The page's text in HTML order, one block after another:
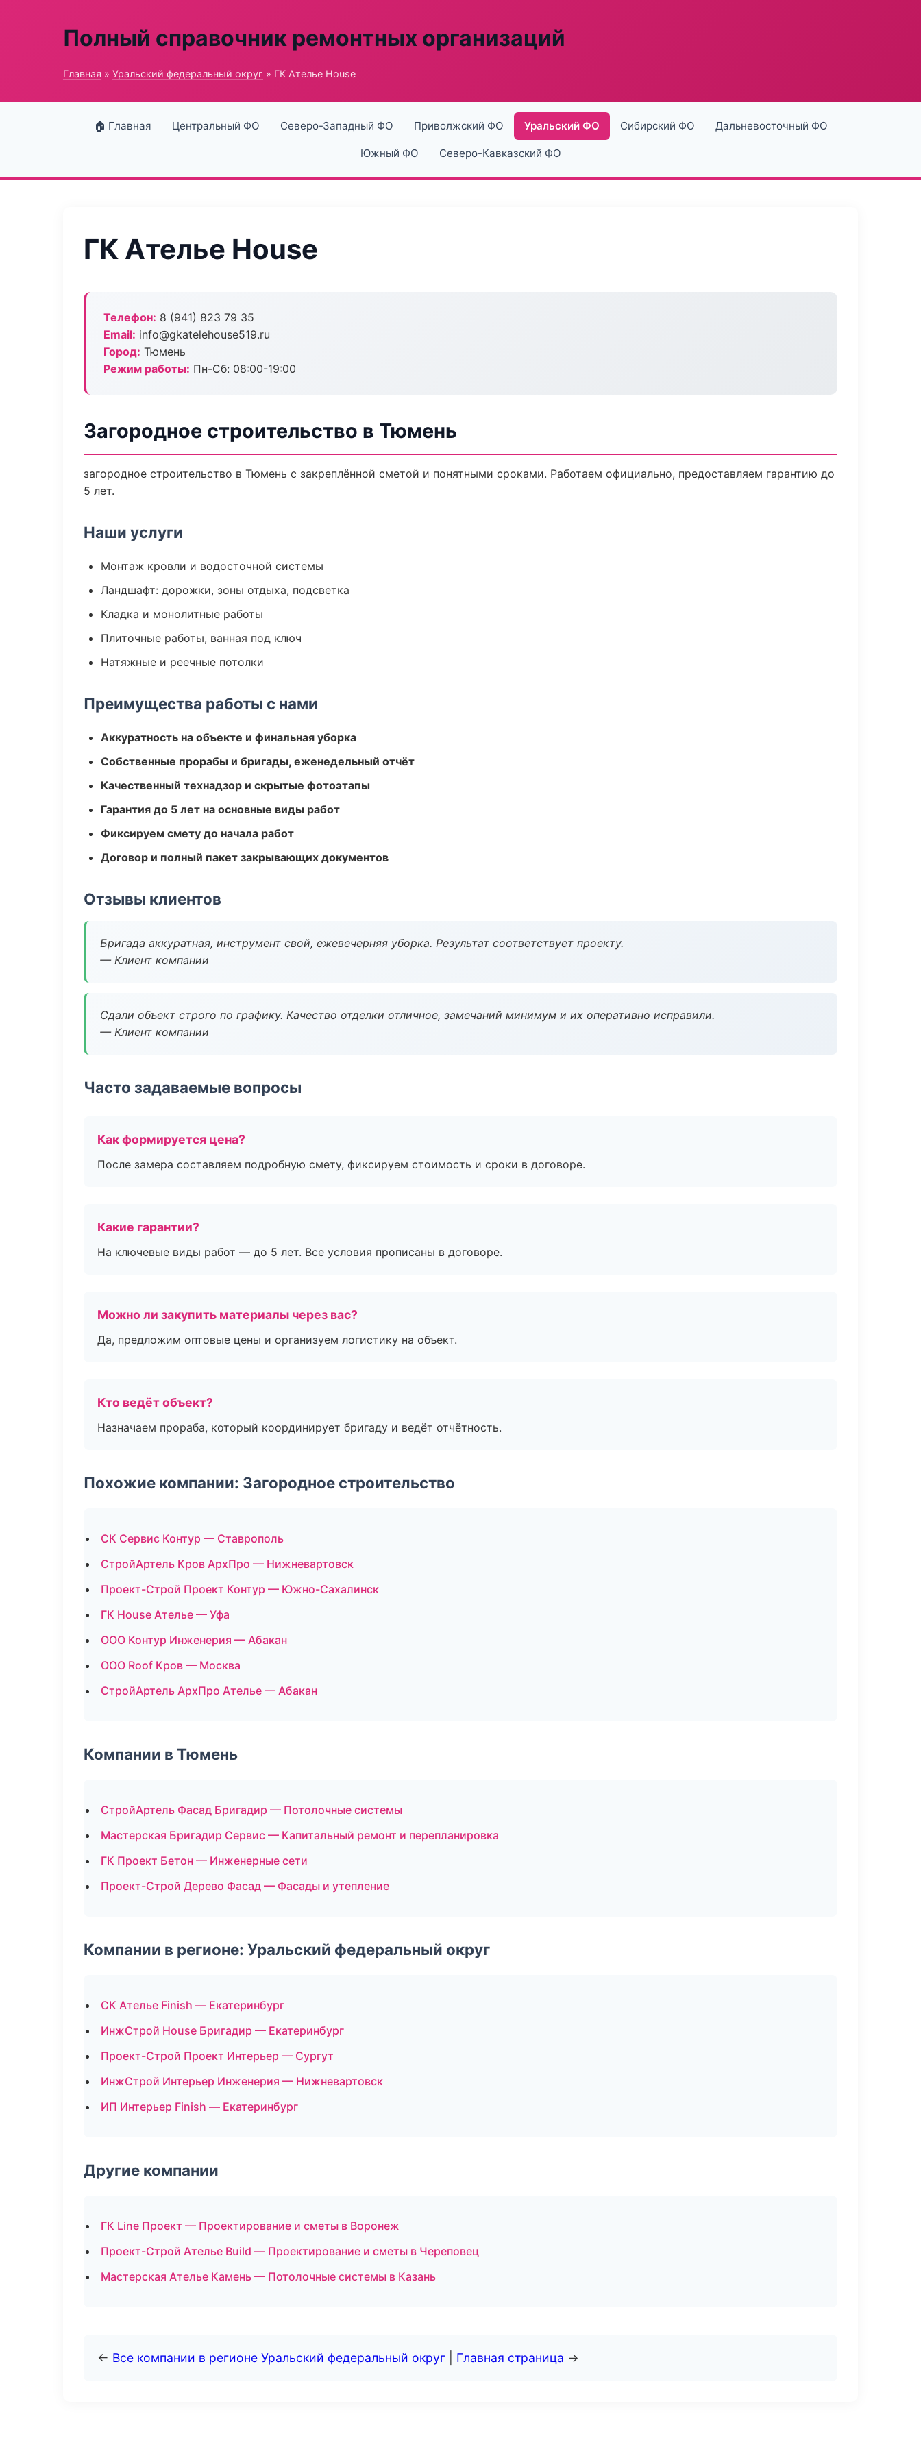
Полный справочник ремонтных организаций
Главная » Уральский федеральный округ » ГК Ателье House
🏠 Главная Центральный ФО Северо-Западный ФО Приволжский ФО Уральский ФО Сибирский ФО Дальневосточный ФО
Южный ФО Северо-Кавказский ФО
ГК Ателье House
Телефон: 8 (941) 823 79 35
Email: info@gkatelehouse519.ru
Город: Тюмень
Режим работы: Пн-Сб: 08:00-19:00
Загородное строительство в Тюмень
загородное строительство в Тюмень с закреплённой сметой и понятными сроками. Работаем официально, предоставляем гарантию до
5 лет.
Наши услуги
Монтаж кровли и водосточной системы
Ландшафт: дорожки, зоны отдыха, подсветка
Кладка и монолитные работы
Плиточные работы, ванная под ключ
Натяжные и реечные потолки
Преимущества работы с нами
Аккуратность на объекте и финальная уборка
Собственные прорабы и бригады, еженедельный отчёт
Качественный технадзор и скрытые фотоэтапы
Гарантия до 5 лет на основные виды работ
Фиксируем смету до начала работ
Договор и полный пакет закрывающих документов
Отзывы клиентов
Бригада аккуратная, инструмент свой, ежевечерняя уборка. Результат соответствует проекту.
— Клиент компании
Сдали объект строго по графику. Качество отделки отличное, замечаний минимум и их оперативно исправили.
— Клиент компании
Часто задаваемые вопросы
Как формируется цена?
После замера составляем подробную смету, фиксируем стоимость и сроки в договоре.
Какие гарантии?
На ключевые виды работ — до 5 лет. Все условия прописаны в договоре.
Можно ли закупить материалы через вас?
Да, предложим оптовые цены и организуем логистику на объект.
Кто ведёт объект?
Назначаем прораба, который координирует бригаду и ведёт отчётность.
Похожие компании: Загородное строительство
СК Сервис Контур — Ставрополь
СтройАртель Кров АрхПро — Нижневартовск
Проект-Строй Проект Контур — Южно-Сахалинск
ГК House Ателье — Уфа
ООО Контур Инженерия — Абакан
ООО Roof Кров — Москва
СтройАртель АрхПро Ателье — Абакан
Компании в Тюмень
СтройАртель Фасад Бригадир — Потолочные системы
Мастерская Бригадир Сервис — Капитальный ремонт и перепланировка
ГК Проект Бетон — Инженерные сети
Проект-Строй Дерево Фасад — Фасады и утепление
Компании в регионе: Уральский федеральный округ
СК Ателье Finish — Екатеринбург
ИнжСтрой House Бригадир — Екатеринбург
Проект-Строй Проект Интерьер — Сургут
ИнжСтрой Интерьер Инженерия — Нижневартовск
ИП Интерьер Finish — Екатеринбург
Другие компании
ГК Line Проект — Проектирование и сметы в Воронеж
Проект-Строй Ателье Build — Проектирование и сметы в Череповец
Мастерская Ателье Камень — Потолочные системы в Казань
← Все компании в регионе Уральский федеральный округ Главная страница →